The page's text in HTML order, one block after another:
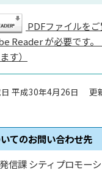
PDFファイルを
Reader が必要です
す）
平成30年4月26日 更
てのお問い合わせ先
信課 シティプロモー